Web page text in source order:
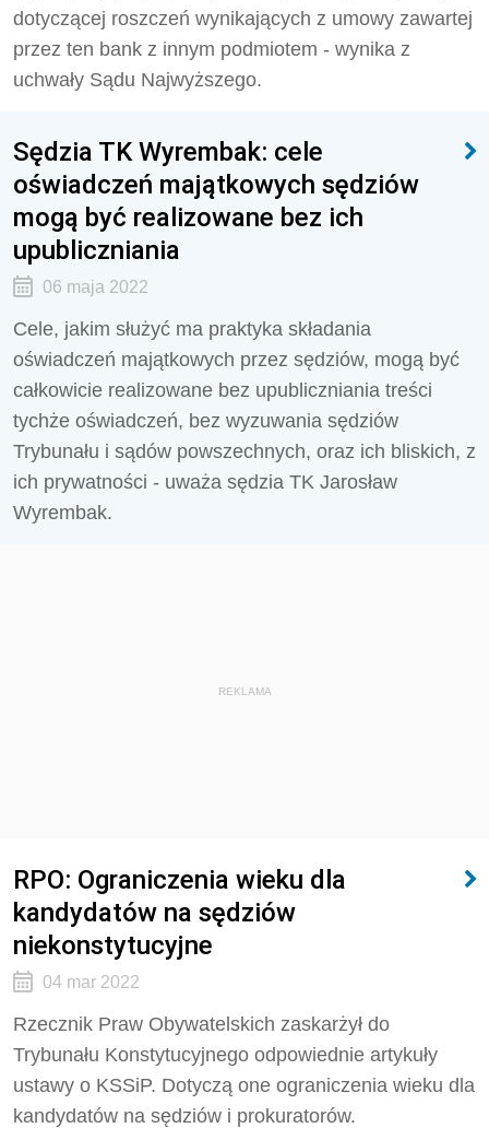
dotyczącej roszczeń wynikających z umowy zawartej
przez ten bank z innym podmiotem - wynika z
uchwały Sądu Najwyższego.
Sędzia TK Wyrembak: cele
oświadczeń majątkowych sędziów
mogą być realizowane bez ich
upubliczniania
06 maja 2022
Cele, jakim służyć ma praktyka składania
oświadczeń majątkowych przez sędziów, mogą być
całkowicie realizowane bez upubliczniania treści
tychże oświadczeń, bez wyzuwania sędziów
Trybunału i sądów powszechnych, oraz ich bliskich, z
ich prywatności - uważa sędzia TK Jarosław
Wyrembak.
REKLAMA
RPO: Ograniczenia wieku dla
kandydatów na sędziów
niekonstytucyjne
04 mar 2022
Rzecznik Praw Obywatelskich zaskarżył do
Trybunału Konstytucyjnego odpowiednie artykuły
ustawy o KSSiP. Dotyczą one ograniczenia wieku dla
kandydatów na sędziów i prokuratorów.